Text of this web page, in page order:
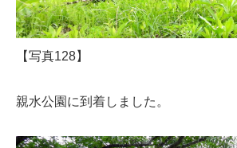
【写真128】
親水公園に到着しました。